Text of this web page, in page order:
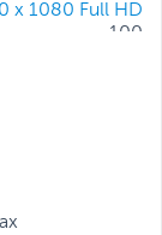
x 1080 Full HD
100